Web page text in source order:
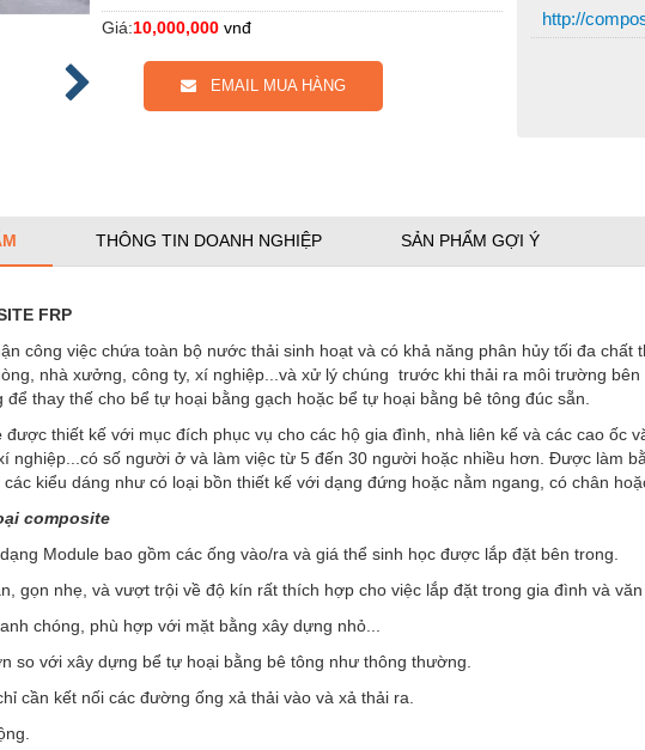
Giá:10,000,000 vnđ
EMAIL MUA HÀNG
http://
THÔNG TIN DOANH NGHIỆP SẢN PHẨM GỢI Ý
FRP
công việc chứa toàn bộ nước thải sinh hoạt và có khả năng phân hủy tối đa chất
nhà xưởng, công ty, xí nghiệp...và xử lý chúng trước khi thải ra môi trường bên
thay thế cho bể tự hoại bằng gạch hoặc bể tự hoại bằng bê tông đúc sẵn.
được thiết kế với mục đích phục vụ cho các hộ gia đình, nhà liên kế và các cao ốc
nghiệp...có số người ở và làm việc từ 5 đến 30 người hoặc nhiều hơn. Được làm
các kiểu dáng như có loại bồn thiết kế với dạng đứng hoặc nằm ngang, có chân
composite
Module bao gồm các ống vào/ra và giá thể sinh học được lắp đặt bên trong.
nhẹ, và vượt trội về độ kín rất thích hợp cho việc lắp đặt trong gia đình và văn
chóng, phù hợp với mặt bằng xây dựng nhỏ...
với xây dựng bể tự hoại bằng bê tông như thông thường.
kết nối các đường ống xả thải vào và xả thải ra.